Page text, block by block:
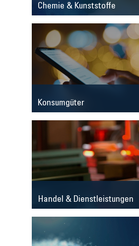
Chemie & Kunststoffe
Konsumgüter
Handel & Dienstleistungen